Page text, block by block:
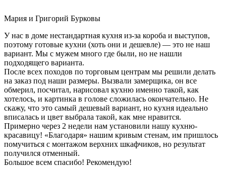
Мария и Григорий Бурковы
У нас в доме нестандартная кухня из-за короба и выступов,
поэтому готовые кухни (хоть они и дешевле) — это не наш
вариант. Мы с мужем много где были, но не нашли
подходящего варианта.
После всех походов по торговым центрам мы решили делать
на заказ под наши размеры. Вызвали замерщика, он все
обмерил, посчитал, нарисовал кухню именно такой, как
хотелось, и картинка в голове сложилась окончательно. Не
скажу, что это самый дешевый вариант, но кухня идеально
вписалась и цвет выбрала такой, как мне нравится.
Примерно через 2 недели нам установили нашу кухню-
красавицу! «Благодаря» нашим кривым стенам, им пришлось
помучиться с монтажом верхних шкафчиков, но результат
получился отменный.
Большое всем спасибо! Рекомендую!